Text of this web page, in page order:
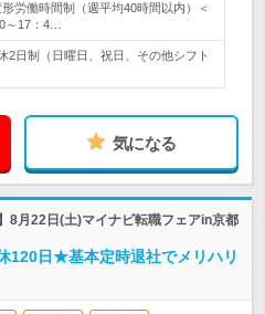
労働時間制（週平均40時間以内）＜
～17：4…
2日制（日曜日、祝日、その他シフト
気になる
8月22日(土)マイナビ転職フェアin京都
120日★基本定時退社でメリハリ